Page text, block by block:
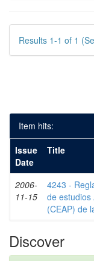
Results 1-1 of 1
Item hits:
Issue
Date
Title
2006-
11-15
4243 -
de estudios
(CEAP) de
Discover